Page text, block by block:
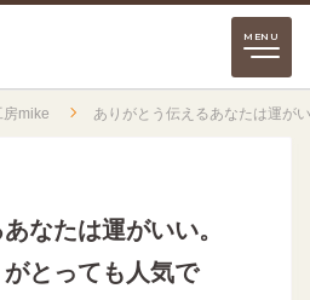
房mike ありがとう伝えるあなたは運
なたは運がいい。
がとっても人気で